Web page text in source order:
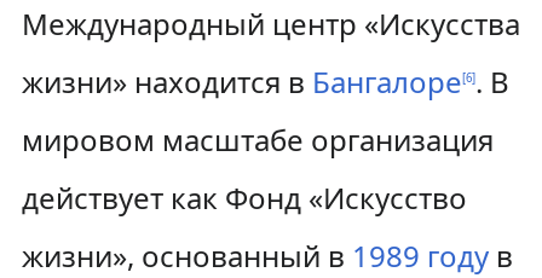
Международный центр «Искусства
жизни» находится в Бангалоре[6]. В
мировом масштабе организация
действует как Фонд «Искусство
жизни», основанный в 1989 годув